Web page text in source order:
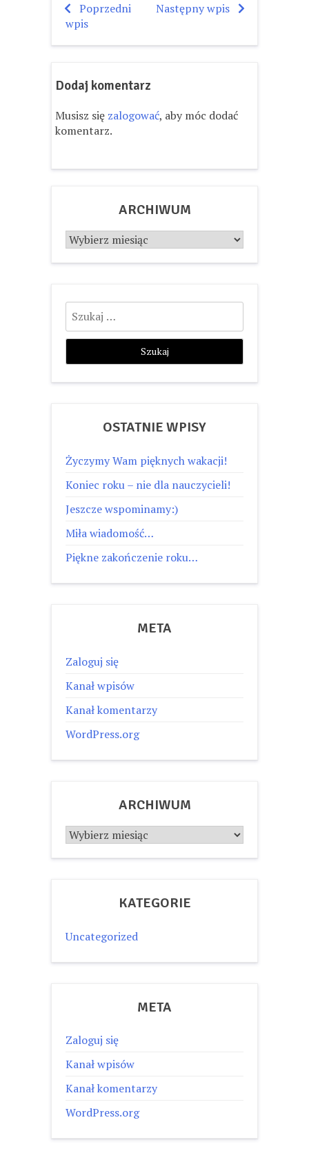
Nawigacja
wpisu
Poprzedni
wpis
Następny wpis
Dodaj komentarz
Musisz się zalogować, aby móc dodać
komentarz.
ARCHIWUM
Archiwum
Szukaj:
OSTATNIE WPISY
Życzymy Wam pięknych wakacji!
Koniec roku – nie dla nauczycieli!
Jeszcze wspominamy:)
Miła wiadomość…
Piękne zakończenie roku…
META
Zaloguj się
Kanał wpisów
Kanał komentarzy
WordPress.org
ARCHIWUM
Archiwum
KATEGORIE
Uncategorized
META
Zaloguj się
Kanał wpisów
Kanał komentarzy
WordPress.org